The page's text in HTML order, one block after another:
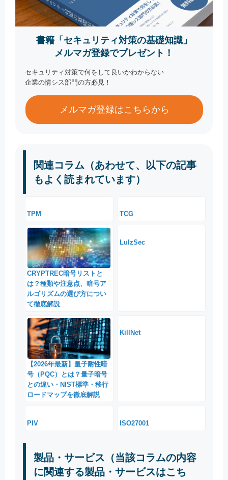
書籍「セキュリティ対策の基礎知識」
メルマガ登録でプレゼント！
セキュリティ対策で何をして良いかわからない
企業の情シス部門の方必見！
メルマガ登録はこちらから
関連コラム（あわせて、以下の記事
もよく読まれています）
TPM TCG
CRYPTREC暗号リストと
は？種類や注意点、暗号ア
ルゴリズムの選び方につい
て徹底解説
LulzSec
【2026年最新】量子耐性暗
号（PQC）とは？量子暗号
との違い・NIST標準・移行
ロードマップを徹底解説
KillNet
PIV ISO27001
製品・サービス（当該コラムの内容
に関連する製品・サービスはこち